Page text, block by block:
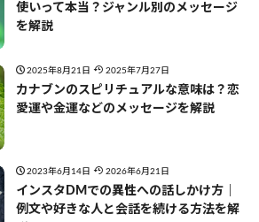
使いって本当？ジャンル別のメッセージ
を解説
2025年8月21日 2025年7月27日
カナブンのスピリチュアルな意味は？恋
愛運や金運などのメッセージを解説
2023年6月14日 2026年6月21日
インスタDMでの異性への話しかけ方｜
例文や好きな人と会話を続ける方法を解